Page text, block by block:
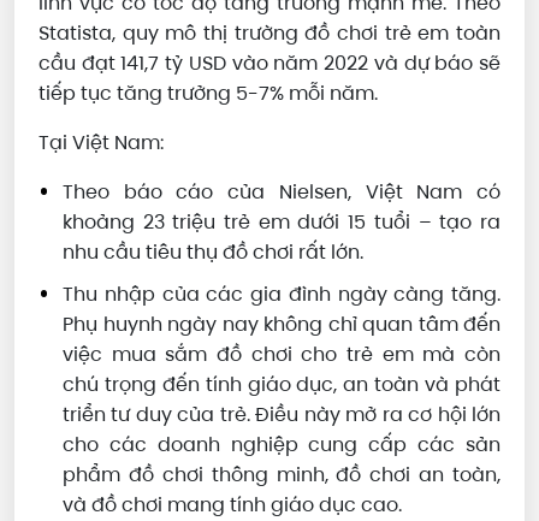
Statista, quy mô thị trường đồ chơi trẻ em toàn
cầu đạt 141,7 tỷ USD vào năm 2022 và dự báo sẽ
tiếp tục tăng trưởng 5-7% mỗi năm.
Tại Việt Nam:
Theo báo cáo của Nielsen, Việt Nam có
khoảng 23 triệu trẻ em dưới 15 tuổi – tạo ra
nhu cầu tiêu thụ đồ chơi rất lớn.
Thu nhập của các gia đình ngày càng tăng.
Phụ huynh ngày nay không chỉ quan tâm đến
việc mua sắm đồ chơi cho trẻ em mà còn
chú trọng đến tính giáo dục, an toàn và phát
triển tư duy của trẻ. Điều này mở ra cơ hội lớn
cho các doanh nghiệp cung cấp các sản
phẩm đồ chơi thông minh, đồ chơi an toàn,
và đồ chơi mang tính giáo dục cao.